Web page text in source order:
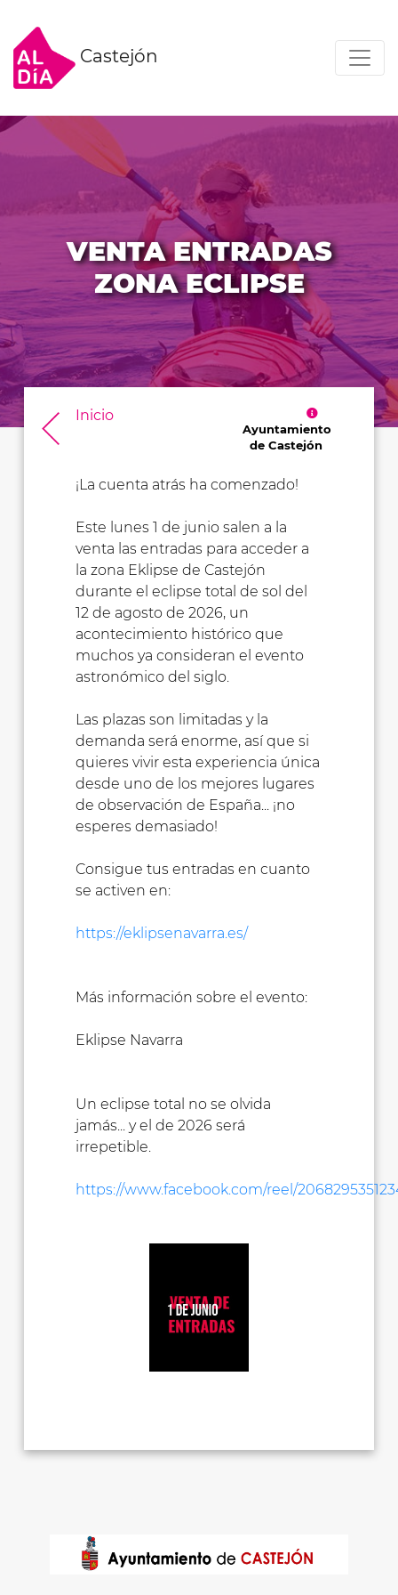
Castejón
VENTA ENTRADAS
ZONA ECLIPSE
Inicio
Ayuntamiento
de Castejón
¡La cuenta atrás ha comenzado!
Este lunes 1 de junio salen a la
venta las entradas para acceder a
la zona Eklipse de Castejón
durante el eclipse total de sol del
12 de agosto de 2026, un
acontecimiento histórico que
muchos ya consideran el evento
astronómico del siglo.
Las plazas son limitadas y la
demanda será enorme, así que si
quieres vivir esta experiencia única
desde uno de los mejores lugares
de observación de España... ¡no
esperes demasiado!
Consigue tus entradas en cuanto
se activen en:
https://eklipsenavarra.es/
Más información sobre el evento:
Eklipse Navarra
Un eclipse total no se olvida
jamás... y el de 2026 será
irrepetible.
https://www.facebook.com/reel/